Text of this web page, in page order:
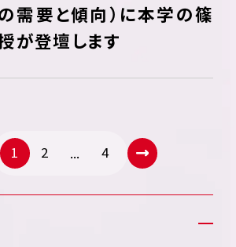
需要と傾向）に本学の篠
が登壇します
1 2 ... 4